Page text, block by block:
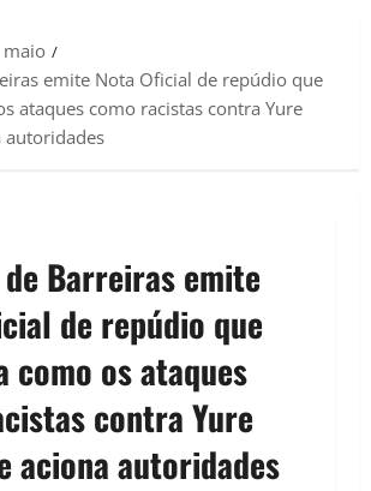
maio
emite Nota Oficial de repúdio que
ataques como racistas contra Yure
autoridades
Barreiras emite
de repúdio que
como os ataques
contra Yure
aciona autoridades